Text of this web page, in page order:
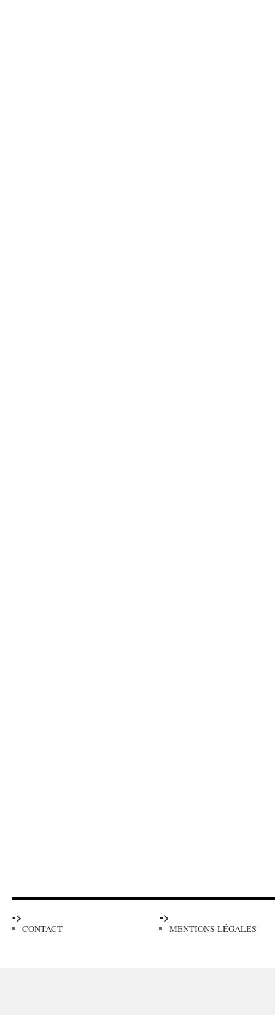
->
CONTACT
->
MENTIONS LÉGALES